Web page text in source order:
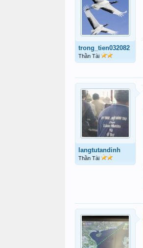
trong_tien032082
Thần Tài
langtutandinh
Thần Tài